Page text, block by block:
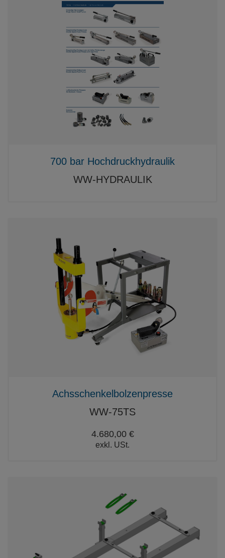
700 bar Hochdruckhydraulik
WW-HYDRAULIK
Achsschenkelbolzenpresse
WW-75TS
4.680,00 €
exkl. USt.